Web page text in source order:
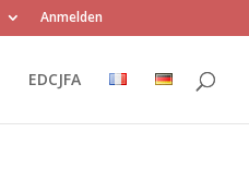
Anmelden
EDCJFA